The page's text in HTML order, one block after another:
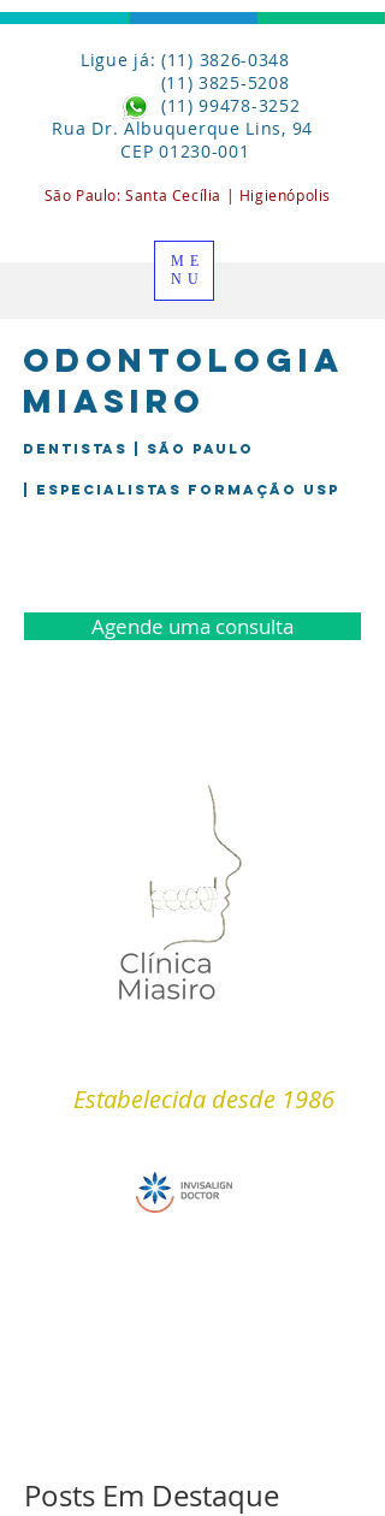
Odontologia
miasiro
Dentistas | São Paulo
| Especialistas formação USP
Ligue já: (11) 3826-0348
(11) 3825-5208
(11) 99478-3252
Rua Dr. Albuquerque Lins, 94
CEP01230-001
São Paulo:Santa Cecília | Higienópolis
Agende uma consulta
ME
NU
Estabelecida desde 1986
Posts Em Destaque